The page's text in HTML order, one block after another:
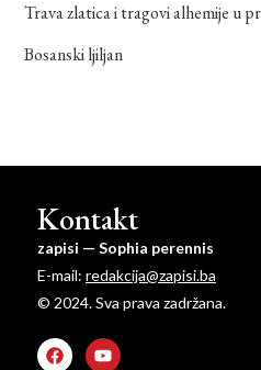
Trava zlatica i tragovi alhemije u
Bosanski ljiljan
Kontakt
zapisi — Sophia perennis
E-mail: redakcija@zapisi.ba
© 2024. Sva prava zadržana.